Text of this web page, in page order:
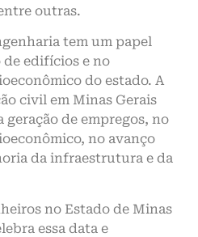
outras.
tem um papel
edifícios e no
do estado. A
civil em Minas Gerais
de empregos, no
no avanço
da infraestrutura e da
no Estado de Minas
essa data e